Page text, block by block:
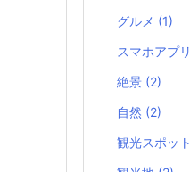
グルメ (1)
スマホアプリ
絶景 (2)
自然 (2)
観光スポット